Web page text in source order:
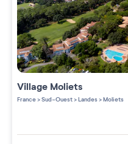
Village Moliets
France>Sud-Ouest>Landes>Moliets